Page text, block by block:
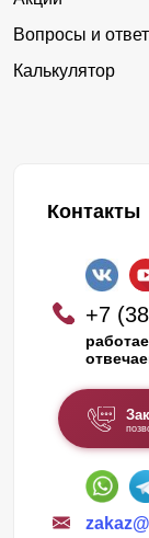
Вопросы и
Калькулятор
Контакты
+7